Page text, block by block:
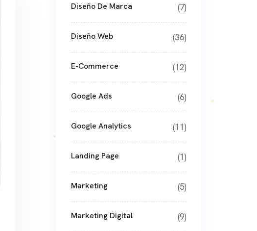
Diseño De Marca (7)
Diseño Web (36)
E-Commerce (12)
Google Ads (6)
Google Analytics (11)
Landing Page (1)
Marketing (5)
Marketing Digital (9)